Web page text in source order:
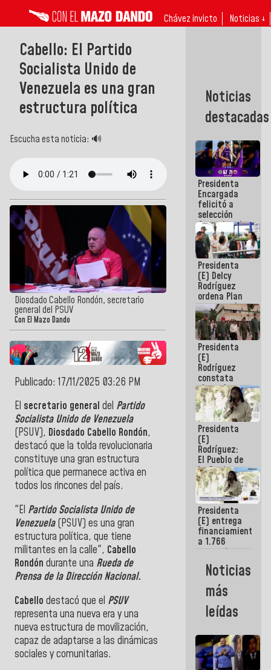
Chávez invicto Noticias ↓
Cabello: El Partido
Socialista Unido de
Venezuela es una gran
estructura política
Escucha esta noticia: 🔊
Diosdado Cabello Rondón, secretario
general del PSUV
Con El Mazo Dando
Publicado: 17/11/2025 03:26 PM
El secretario general del Partido
Socialista Unido de Venezuela
(PSUV), Diosdado Cabello Rondón,
destacó que la tolda revolucionaria
constituye una gran estructura
política que permanece activa en
todos los rincones del país.
"El Partido Socialista Unido de
Venezuela(PSUV) es una gran
estructura política, que tiene
militantes en la calle", Cabello
Rondón durante una Rueda de
Prensa de la Dirección Nacional.
Cabello destacó que el PSUV
representa una nueva era y una
nueva estructura de movilización,
capaz de adaptarse a las dinámicas
sociales y comunitarias.
Noticias
destacadas
Presidenta
Encargada
felicitó a
selección
femenina de
baloncesto
por su
clasificación
a la
AmeriCup
2027
Presidenta
(E) Delcy
Rodríguez
ordena Plan
maestro de
desarrollo
logístico y
turístico
para La
Guaira
Presidenta
(E)
Rodríguez
constata
obras de
rehabilitación
de Escuela
Militar de
Mamo en La
Guaira
Presidenta
(E)
Rodríguez:
El Pueblo de
La Guaira
siempre
estará
acompañada
por el
Gobierno
Nacional
Presidenta
(E) entrega
financiamientos
a 1.766
comerciantes
emprendedores
afectados
por
terremotos
Noticias
más
leídas